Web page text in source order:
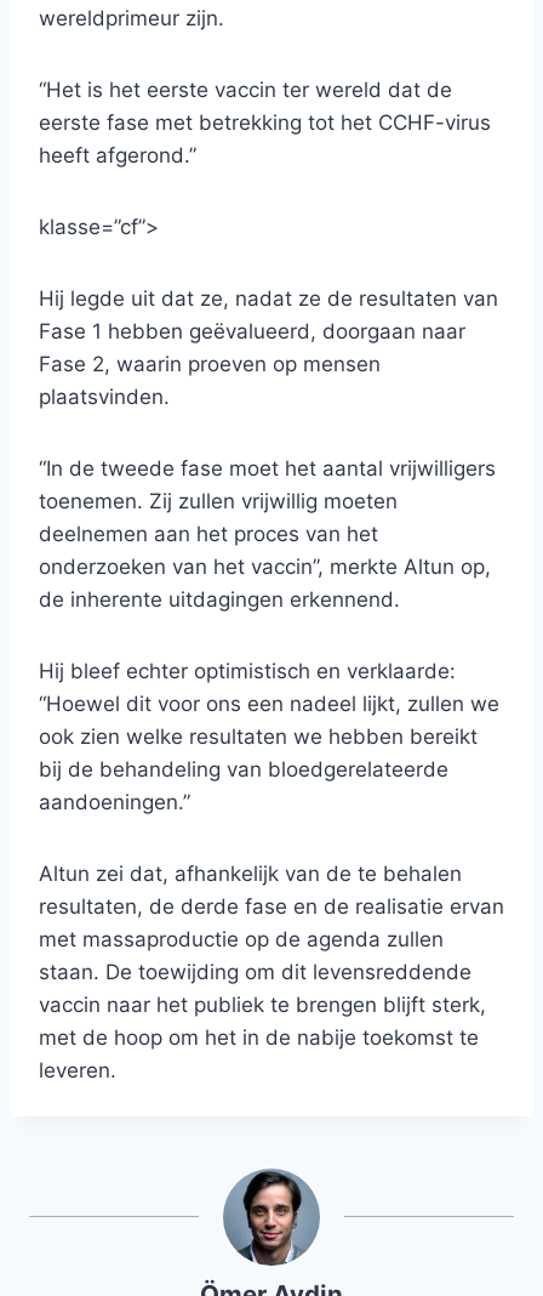
wereldprimeur zijn.
“Het is het eerste vaccin ter wereld dat de
eerste fase met betrekking tot het CCHF-virus
heeft afgerond.”
klasse=”cf”>
Hij legde uit dat ze, nadat ze de resultaten van
Fase 1 hebben geëvalueerd, doorgaan naar
Fase 2, waarin proeven op mensen
plaatsvinden.
“In de tweede fase moet het aantal vrijwilligers
toenemen. Zij zullen vrijwillig moeten
deelnemen aan het proces van het
onderzoeken van het vaccin”, merkte Altun op,
de inherente uitdagingen erkennend.
Hij bleef echter optimistisch en verklaarde:
“Hoewel dit voor ons een nadeel lijkt, zullen we
ook zien welke resultaten we hebben bereikt
bij de behandeling van bloedgerelateerde
aandoeningen.”
Altun zei dat, afhankelijk van de te behalen
resultaten, de derde fase en de realisatie ervan
met massaproductie op de agenda zullen
staan. De toewijding om dit levensreddende
vaccin naar het publiek te brengen blijft sterk,
met de hoop om het in de nabije toekomst te
leveren.